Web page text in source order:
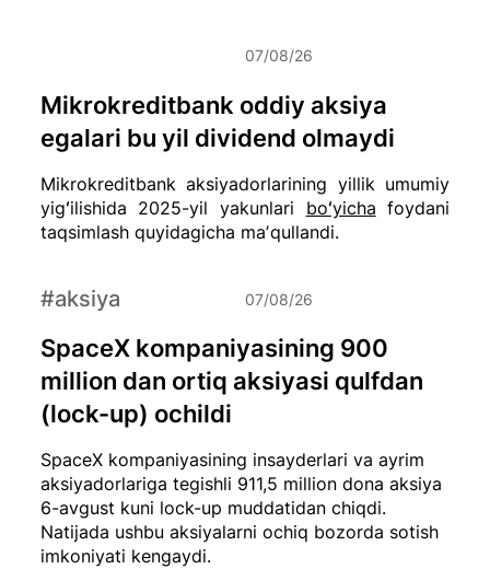
Mikrokreditbank aksiyadorlarining yillik umumiy
yigʻilishida 2025-yil yakunlari boʻyicha foydani
taqsimlash quyidagicha maʼqullandi.
Mikrokreditbank oddiy aksiya
egalari bu yil dividend olmaydi
07/08/26
SpaceX kompaniyasining insayderlari va ayrim
aksiyadorlariga tegishli 911,5 million dona aksiya
6-avgust kuni lock-up muddatidan chiqdi.
Natijada ushbu aksiyalarni ochiq bozorda sotish
imkoniyati kengaydi.
SpaceX kompaniyasining 900
million dan ortiq aksiyasi qulfdan
(lock-up) ochildi
#aksiya 07/08/26